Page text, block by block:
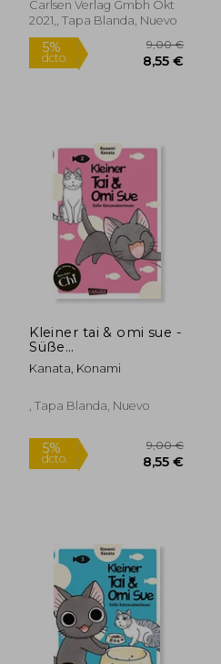
5% 16,24 €
Carlsen Verlag Gmbh Okt
2021,, Tapa Blanda, Nuevo
Kleiner tai & omi sue -
Süße
Katzenabenteuer 2:
Neues von »Kleine
Katzenexpertin
Kanata, Konami
, Tapa Blanda, Nuevo